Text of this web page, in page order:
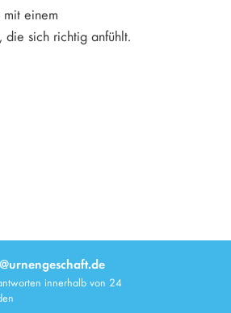
einem
sich richtig anfühlt.
innerhalb von 24